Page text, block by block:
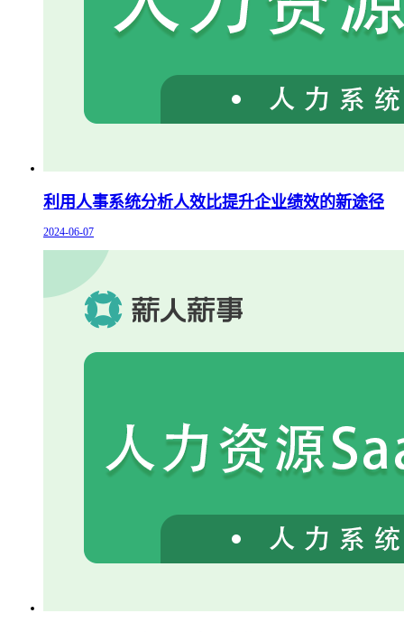
利用人事系统分析人效比提升企业绩效的新途径
2024-06-07